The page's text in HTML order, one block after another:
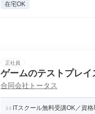
在宅OK
正社員
ゲームのテストプレイ
合同会社トータス
ITスクール無料受講OK／資